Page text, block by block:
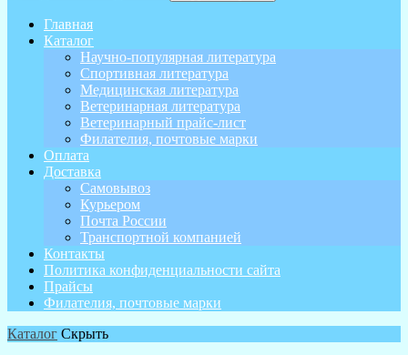
Главная
Каталог
Научно-популярная литература
Спортивная литература
Медицинская литература
Ветеринарная литература
Ветеринарный прайс-лист
Филателия, почтовые марки
Оплата
Доставка
Самовывоз
Курьером
Почта России
Транспортной компанией
Контакты
Политика конфиденциальности сайта
Прайсы
Филателия, почтовые марки
Каталог Скрыть